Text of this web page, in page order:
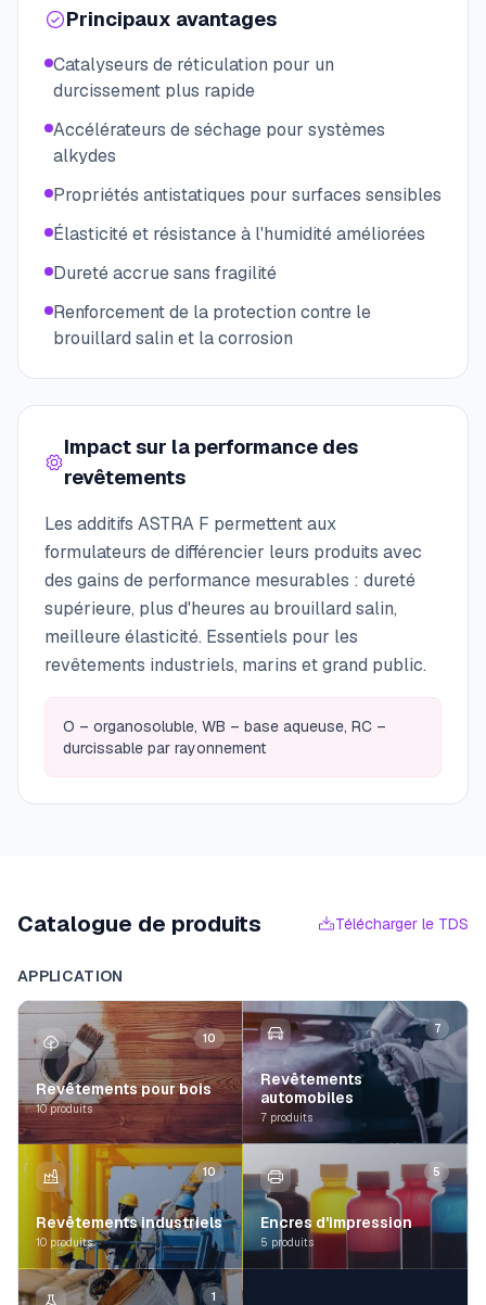
Principaux avantages
Catalyseurs de réticulation pour un
durcissement plus rapide
Accélérateurs de séchage pour systèmes
alkydes
Propriétés antistatiques pour surfaces sensibles
Élasticité et résistance à l'humidité améliorées
Dureté accrue sans fragilité
Renforcement de la protection contre le
brouillard salin et la corrosion
Impact sur la performance des
revêtements
Les additifs ASTRA F permettent aux
formulateurs de différencier leurs produits avec
des gains de performance mesurables : dureté
supérieure, plus d'heures au brouillard salin,
meilleure élasticité. Essentiels pour les
revêtements industriels, marins et grand public.
O – organosoluble, WB – base aqueuse, RC –
durcissable par rayonnement
Catalogue de produits Télécharger le TDS
APPLICATION
10
Revêtements pour bois
10 produits
7
Revêtements
automobiles
7 produits
10
Revêtements industriels
10 produits
5
Encres d'impression
5 produits
1